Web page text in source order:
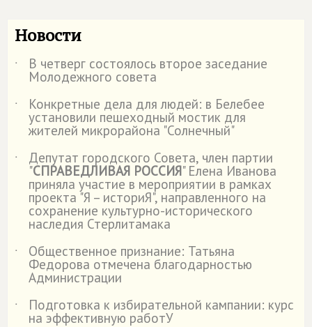
Новости
˙ В четверг состоялось второе заседание
Молодежного совета
˙
Конкретные дела для людей: в Белебее
установили пешеходный мостик для
жителей микрорайона "Солнечный"
˙
Депутат городского Совета, член партии
"СПРАВЕДЛИВАЯ РОССИЯ" Елена Иванова
приняла участие в мероприятии в рамках
проекта "Я – историЯ", направленного на
сохранение культурно-исторического
наследия Стерлитамака
˙
Общественное признание: Татьяна
Федорова отмечена благодарностью
Администрации
˙
Подготовка к избирательной кампании: курс
на эффективную работУ